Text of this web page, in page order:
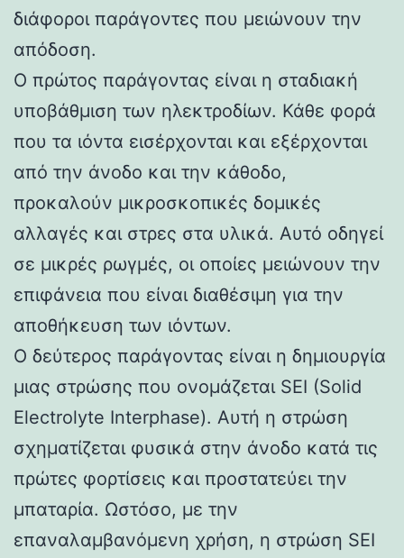
διάφοροι παράγοντες που μειώνουν την
απόδοση.
Ο πρώτος παράγοντας είναι η σταδιακή
υποβάθμιση των ηλεκτροδίων. Κάθε φορά
που τα ιόντα εισέρχονται και εξέρχονται
από την άνοδο και την κάθοδο,
προκαλούν μικροσκοπικές δομικές
αλλαγές και στρες στα υλικά. Αυτό οδηγεί
σε μικρές ρωγμές, οι οποίες μειώνουν την
επιφάνεια που είναι διαθέσιμη για την
αποθήκευση των ιόντων.
Ο δεύτερος παράγοντας είναι η δημιουργία
μιας στρώσης που ονομάζεται SEI (Solid
Electrolyte Interphase). Αυτή η στρώση
σχηματίζεται φυσικά στην άνοδο κατά τις
πρώτες φορτίσεις και προστατεύει την
μπαταρία. Ωστόσο, με την
επαναλαμβανόμενη χρήση, η στρώση SEI